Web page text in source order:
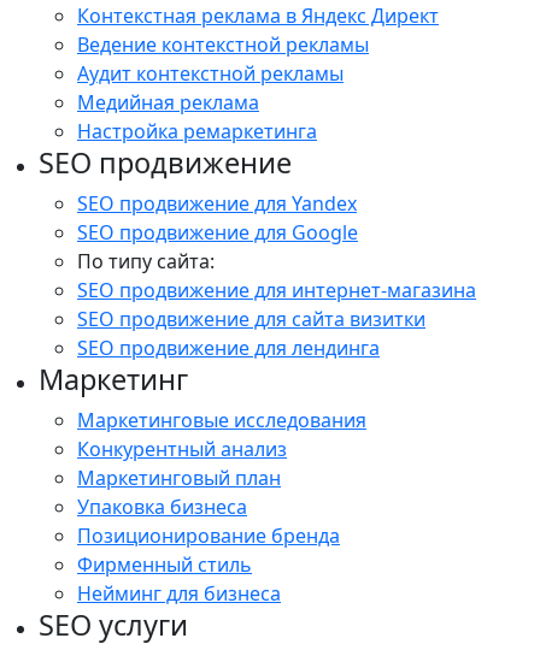
Контекстная реклама в Яндекс Директ
Ведение контекстной рекламы
Аудит контекстной рекламы
Медийная реклама
Настройка ремаркетинга
SEO продвижение
SEO продвижение для Yandex
SEO продвижение для Google
По типу сайта:
SEO продвижение для интернет-магазина
SEO продвижение для сайта визитки
SEO продвижение для лендинга
Маркетинг
Маркетинговые исследования
Конкурентный анализ
Маркетинговый план
Упаковка бизнеса
Позиционирование бренда
Фирменный стиль
Нейминг для бизнеса
SEO услуги